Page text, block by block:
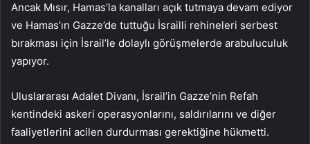
Ancak Mısır, Hamas’la kanalları açık tutmaya devam ediyor
ve Hamas’ın Gazze’de tuttuğu İsrailli rehineleri serbest
bırakması için İsrail’le dolaylı görüşmelerde arabuluculuk
yapıyor.
Uluslararası Adalet Divanı, İsrail’in Gazze’nin Refah
kentindeki askeri operasyonlarını, saldırılarını ve diğer
faaliyetlerini acilen durdurması gerektiğine hükmetti.